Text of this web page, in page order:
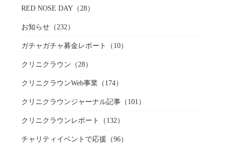
RED NOSE DAY（28）
お知らせ（232）
ガチャガチャ募金レポート （10）
クリニクラウン （28）
クリニクラウンWeb事業（174）
クリニクラウンジャーナル記事（101）
クリニクラウンレポート （132）
チャリティイベントで応援 （96）